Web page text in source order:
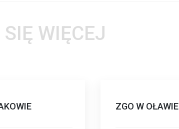
WIĘCEJ
ZGO W OŁAWIE